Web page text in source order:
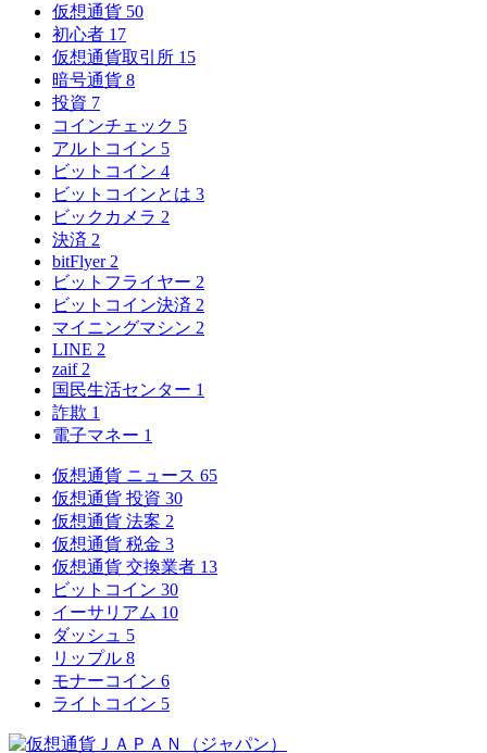
仮想通貨 50
初心者 17
仮想通貨取引所 15
暗号通貨 8
投資 7
コインチェック 5
アルトコイン 5
ビットコイン 4
ビットコインとは 3
ビックカメラ 2
決済 2
bitFlyer 2
ビットフライヤー 2
ビットコイン決済 2
マイニングマシン 2
LINE 2
zaif 2
国民生活センター 1
詐欺 1
電子マネー 1
仮想通貨 ニュース 65
仮想通貨 投資 30
仮想通貨 法案 2
仮想通貨 税金 3
仮想通貨 交換業者 13
ビットコイン 30
イーサリアム 10
ダッシュ 5
リップル 8
モナーコイン 6
ライトコイン 5